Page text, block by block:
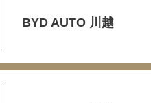
BYD AUTO 川越